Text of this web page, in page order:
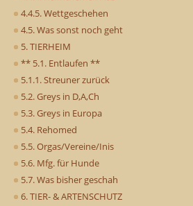
4.4.5. Wettgeschehen
4.5. Was sonst noch geht
5. TIERHEIM
** 5.1. Entlaufen **
5.1.1. Streuner zurück
5.2. Greys in D,A,Ch
5.3. Greys in Europa
5.4. Rehomed
5.5. Orgas/Vereine/Inis
5.6. Mfg. für Hunde
5.7. Was bisher geschah
6. TIER- & ARTENSCHUTZ